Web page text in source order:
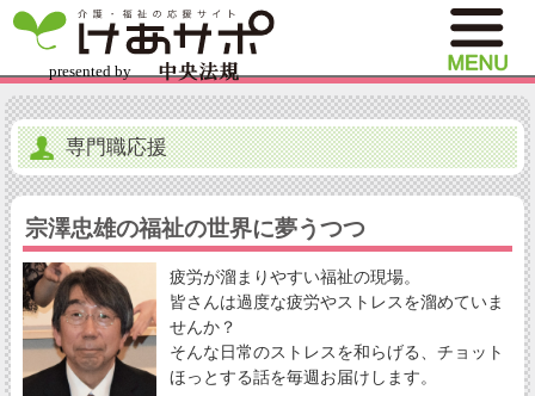
専門職応援
宗澤忠雄の福祉の世界に夢うつつ
疲労が溜まりやすい福祉の現場。
皆さんは過度な疲労やストレスを溜めていま
せんか？
そんな日常のストレスを和らげる、チョット
ほっとする話を毎週お届けします。